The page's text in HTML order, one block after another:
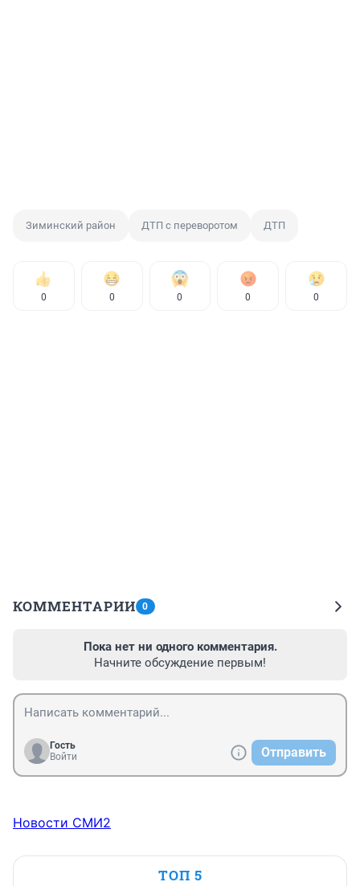
Зиминский район ДТП с переворотом ДТП
0 0 0 0 0
КОММЕНТАРИИ 0
Пока нет ни одного комментария.
Начните обсуждение первым!
Гость
Войти
Отправить
Новости СМИ2
ТОП 5